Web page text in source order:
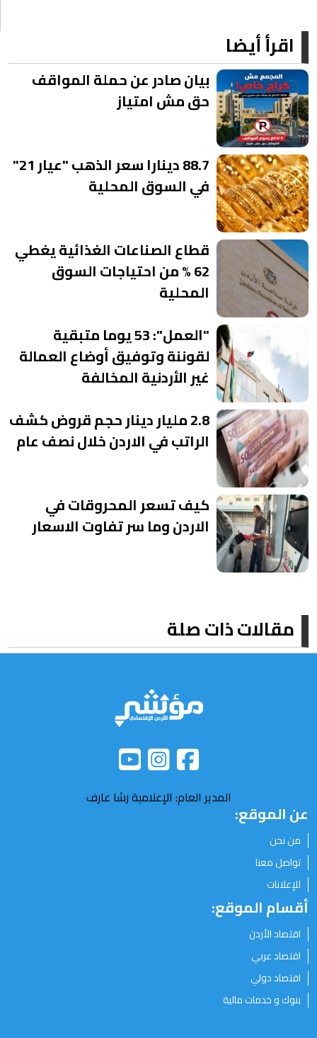
اقرأ أيضا
بيان صادر عن حملة المواقف
حق مش امتياز
88.7 دينارا سعر الذهب "عيار 21"
في السوق المحلية
قطاع الصناعات الغذائية يغطي
62 % من احتياجات السوق
المحلية
"العمل": 53 يوما متبقية
لقوننة وتوفيق أوضاع العمالة
غير الأردنية المخالفة
2.8 مليار دينار حجم قروض كشف
الراتب في الاردن خلال نصف عام
كيف تسعر المحروقات في
الاردن وما سر تفاوت الاسعار
مقالات ذات صلة
المدير العام: الإعلامية رشا عارف
عن الموقع:
من نحن
تواصل معنا
للإعلانات
أقسام الموقع:
اقتصاد الأردن
اقتصاد عربي
اقتصاد دولي
بنوك و خدمات مالية